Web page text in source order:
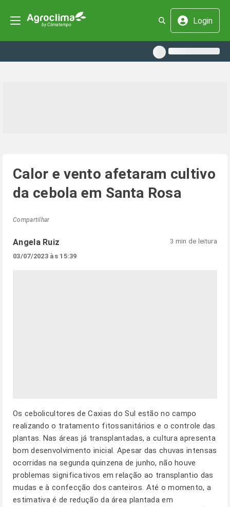
Login
Calor e vento afetaram cultivo
da cebola em Santa Rosa
Compartilhar
Angela Ruiz
03/07/2023 às 15:39
3 min de leitura
Os cebolicultores de Caxias do Sul estão no campo
realizando o tratamento fitossanitários e o controle das
plantas. Nas áreas já transplantadas, a cultura apresenta
bom desenvolvimento inicial. Apesar das chuvas intensas
ocorridas na segunda quinzena de junho, não houve
problemas significativos em relação ao transplantio das
mudas e à confecção dos canteiros. Até o momento, a
estimativa é de redução da área plantada em